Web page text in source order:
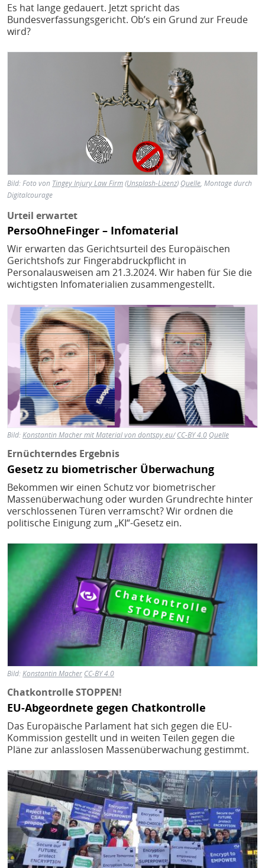
Es hat lange gedauert. Jetzt spricht das
Bundesverfassungsgericht. Ob’s ein Grund zur Freude
wird?
Bild
Bild: Foto von Tingey Injury Law Firm(Unsplash-Lizenz) Quelle, Montage durch
Digitalcourage
Urteil erwartet
PersoOhneFinger – Infomaterial
Wir erwarten das Gerichtsurteil des Europäischen
Gerichtshofs zur Fingerabdruckpflicht in
Personalausweisen am 21.3.2024. Wir haben für Sie die
wichtigsten Infomaterialien zusammengestellt.
Bild
Bild:Konstantin Macher mit Material von dontspy.eu/ CC-BY 4.0 Quelle
Ernüchterndes Ergebnis
Gesetz zu biometrischer Überwachung
Bekommen wir einen Schutz vor biometrischer
Massenüberwachung oder wurden Grundrechte hinter
verschlossenen Türen verramscht? Wir ordnen die
politische Einigung zum „KI“-Gesetz ein.
Bild
Bild:Konstantin Macher CC-BY 4.0
Chatkontrolle STOPPEN!
EU-Abgeordnete gegen Chatkontrolle
Das Europäische Parlament hat sich gegen die EU-
Kommission gestellt und in weiten Teilen gegen die
Pläne zur anlasslosen Massenüberwachung gestimmt.
Bild